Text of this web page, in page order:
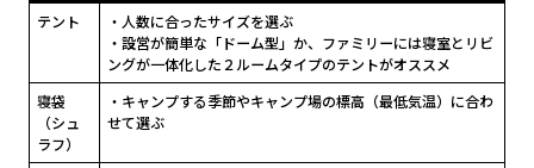
テント
・人数に合ったサイズを選ぶ
・設営が簡単な「ドーム型」か、ファミリーには寝室とリビ
ングが一体化した２ルームタイプのテントがオススメ
寝袋
（シュ
ラフ）
・キャンプする季節やキャンプ場の標高（最低気温）に合わ
せて選ぶ